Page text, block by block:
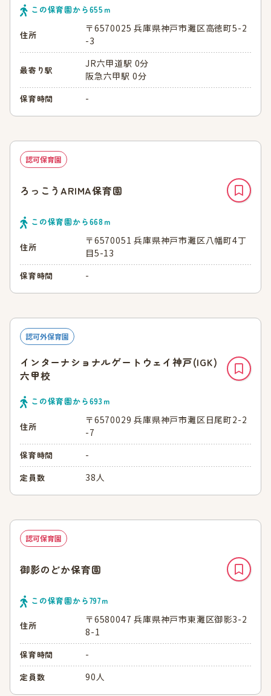
この保育園から655ｍ
住所
〒6570025 兵庫県神戸市灘区高徳町5-2
-3
最寄り駅
JR六甲道駅 0分
阪急六甲駅 0分
保育時間 -
認可保育園
ろっこうARIMA保育園
この保育園から668ｍ
住所
〒6570051 兵庫県神戸市灘区八幡町4丁
目5-13
保育時間 -
認可外保育園
インターナショナルゲートウェイ神戸(IGK)
六甲校
この保育園から693ｍ
住所
〒6570029 兵庫県神戸市灘区日尾町2-2
-7
保育時間 -
定員数 38人
認可保育園
御影のどか保育園
この保育園から797ｍ
住所
〒6580047 兵庫県神戸市東灘区御影3-2
8-1
保育時間 -
定員数 90人